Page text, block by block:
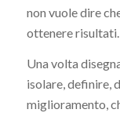
non vuole dire
ottenere risultati.
Una volta
isolare, definire,
miglioramento,